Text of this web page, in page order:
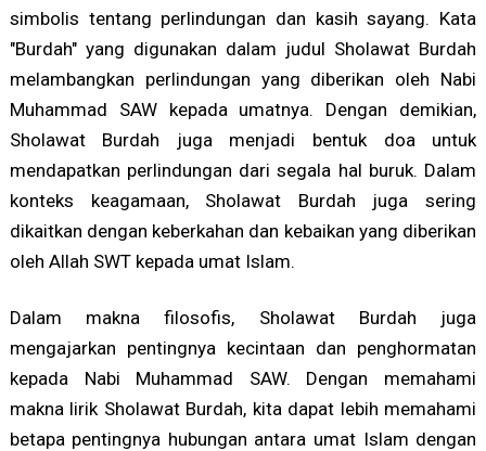
simbolis tentang perlindungan dan kasih sayang. Kata
"Burdah" yang digunakan dalam judul Sholawat Burdah
melambangkan perlindungan yang diberikan oleh Nabi
Muhammad SAW kepada umatnya. Dengan demikian,
Sholawat Burdah juga menjadi bentuk doa untuk
mendapatkan perlindungan dari segala hal buruk. Dalam
konteks keagamaan, Sholawat Burdah juga sering
dikaitkan dengan keberkahan dan kebaikan yang diberikan
oleh Allah SWT kepada umat Islam.
Dalam makna filosofis, Sholawat Burdah juga
mengajarkan pentingnya kecintaan dan penghormatan
kepada Nabi Muhammad SAW. Dengan memahami
makna lirik Sholawat Burdah, kita dapat lebih memahami
betapa pentingnya hubungan antara umat Islam dengan